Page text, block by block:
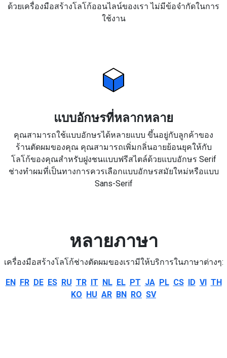
ด้วยเครื่องมือสร้างโลโก้ออนไลน์ของเรา ไม่มีข้อจำกัดในการ
ใช้งาน
แบบอักษรที่หลากหลาย
คุณสามารถใช้แบบอักษรได้หลายแบบ ขึ้นอยู่กับลูกค้าของ
ร้านตัดผมของคุณ คุณสามารถเพิ่มกลิ่นอายย้อนยุคให้กับ
โลโก้ของคุณสำหรับฝูงชนแบบฟรีสไตล์ด้วยแบบอักษร Serif
ช่างทำผมที่เป็นทางการควรเลือกแบบอักษรสมัยใหม่หรือแบบ
Sans-Serif
หลายภาษา
เครื่องมือสร้างโลโก้ช่างตัดผมของเรามีให้บริการในภาษาต่างๆ:
EN FR DE ES RU TR IT NL EL PT JA PL CS ID VI TH
KO HU AR BN RO SV